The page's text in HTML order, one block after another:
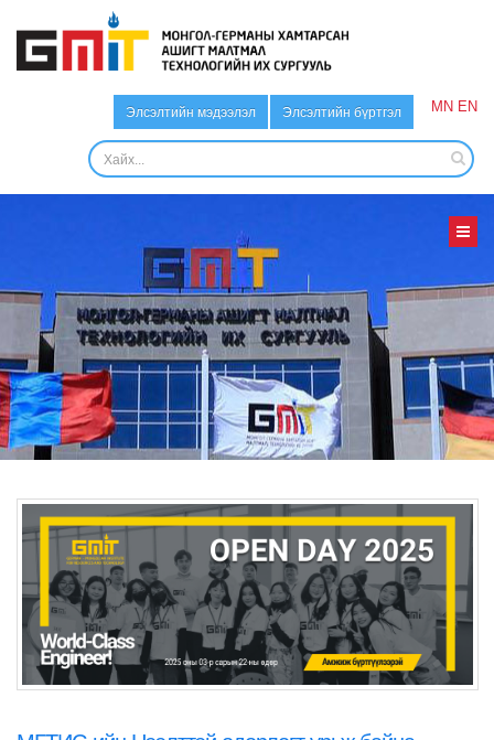
Элсэлтийн мэдээлэл Элсэлтийн бүртгэл MN EN